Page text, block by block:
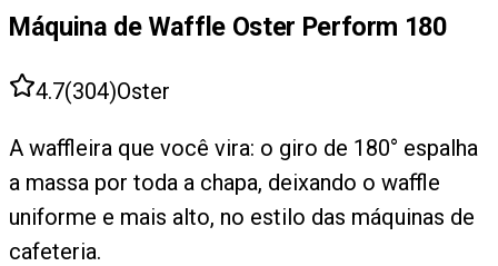
Máquina de Waffle Oster Perform 180
4.7(304)Oster
A waffleira que você vira: o giro de 180° espalha
a massa por toda a chapa, deixando o waffle
uniforme e mais alto, no estilo das máquinas de
cafeteria.